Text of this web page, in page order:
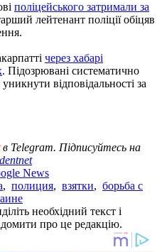
поліцейського затримали за
лейтенант поліції обіцяв
через хабарі
. Підозрювані систематично
відповідальності за
в Telegram. Підписуйтесь на
News
, полиция, взятки, борьба с
необхідний текст і
про це редакцію.